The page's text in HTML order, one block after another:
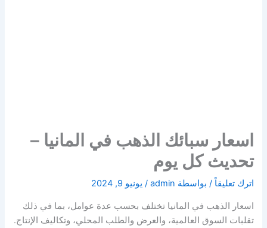
اسعار سبائك الذهب في المانيا –
تحديث كل يوم
اترك تعليقاً / بواسطة admin
/ يونيو 9, 2024
اسعار الذهب في المانيا تختلف بحسب عدة عوامل، بما في ذلك
تقلبات السوق العالمية، والعرض والطلب المحلي، وتكاليف الإنتاج.